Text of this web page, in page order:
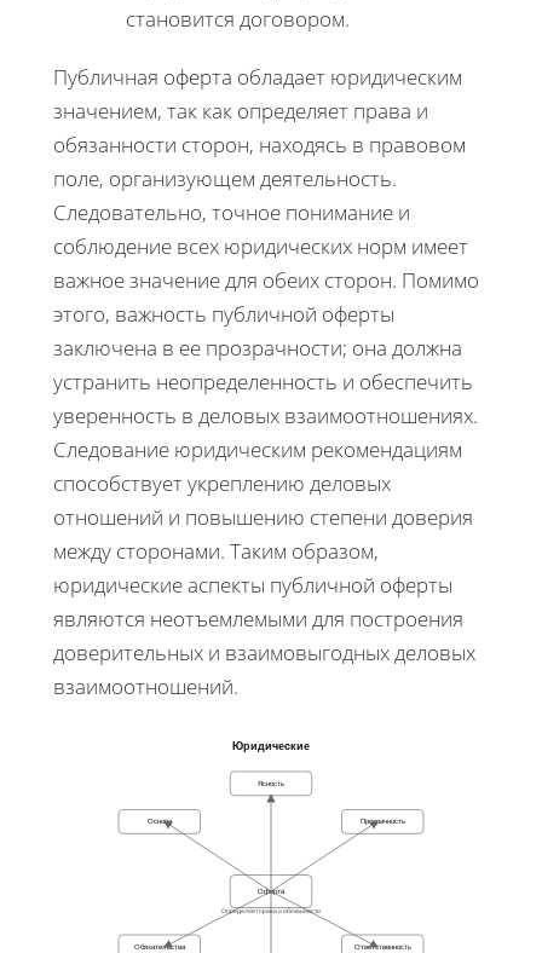
становится договором.
Публичная оферта обладает юридическим
значением, так как определяет права и
обязанности сторон, находясь в правовом
поле, организующем деятельность.
Следовательно, точное понимание и
соблюдение всех юридических норм имеет
важное значение для обеих сторон. Помимо
этого, важность публичной оферты
заключена в ее прозрачности; она должна
устранить неопределенность и обеспечить
уверенность в деловых взаимоотношениях.
Следование юридическим рекомендациям
способствует укреплению деловых
отношений и повышению степени доверия
между сторонами. Таким образом,
юридические аспекты публичной оферты
являются неотъемлемыми для построения
доверительных и взаимовыгодных деловых
взаимоотношений.
Юридические
Оферта
Ясность
Основа Прозрачность
Ответственность
Обязательства
Определяет права и обязанности